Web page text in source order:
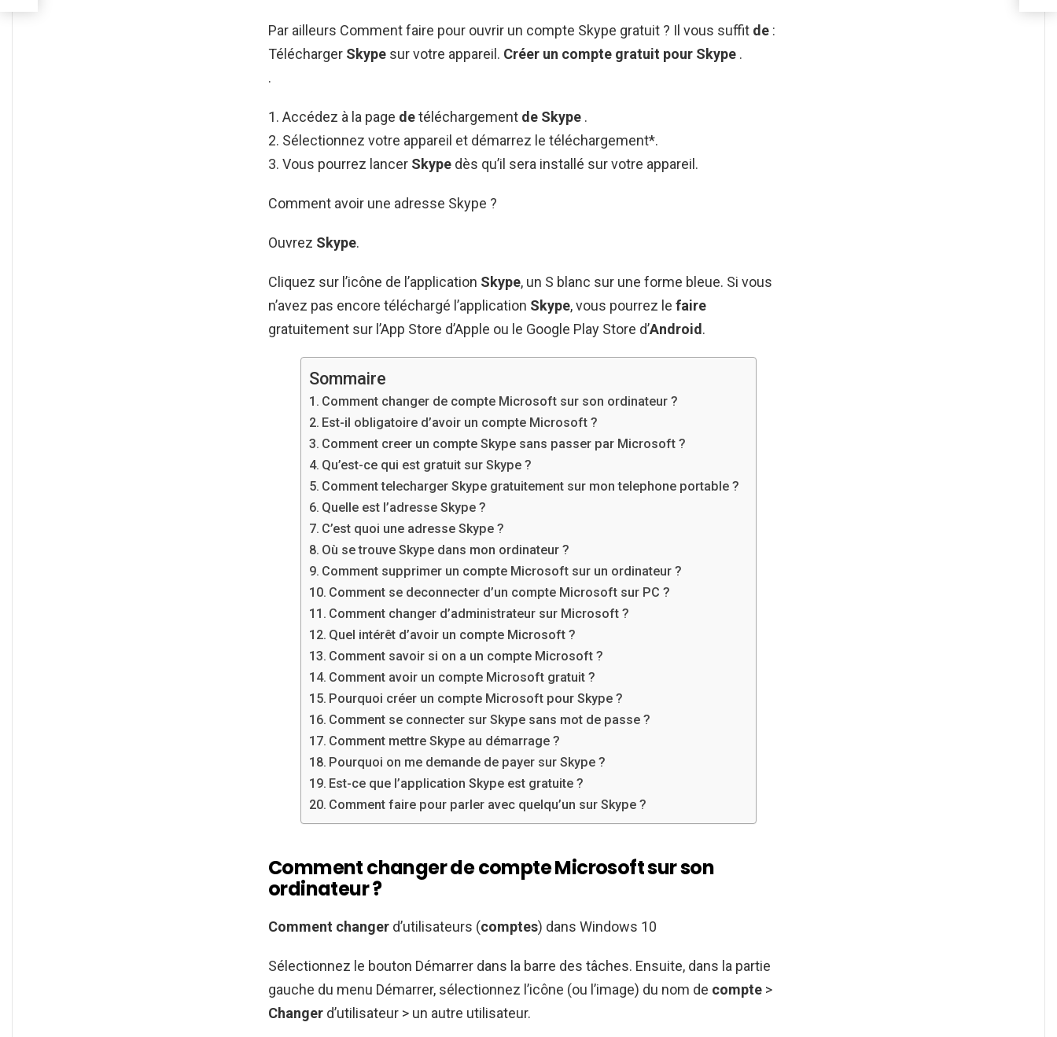
Par ailleurs Comment faire pour ouvrir un compte Skype gratuit ? Il vous suffit de :
Télécharger Skype sur votre appareil. Créer un compte gratuit pour Skype .
.
Accédez à la page detéléchargement de Skype .
Sélectionnez votre appareil et démarrez le téléchargement*.
Vous pourrez lancer Skype dès qu’il sera installé sur votre appareil.
Comment avoir une adresse Skype ?
Ouvrez Skype.
Cliquez sur l’icône de l’application Skype, un S blanc sur une forme bleue. Si vous
n’avez pas encore téléchargé l’application Skype, vous pourrez le faire
gratuitement sur l’App Store d’Apple ou le Google Play Store d’Android.
Sommaire
Comment changer de compte Microsoft sur son ordinateur ?
Est-il obligatoire d’avoir un compte Microsoft ?
Comment creer un compte Skype sans passer par Microsoft ?
Qu’est-ce qui est gratuit sur Skype ?
Comment telecharger Skype gratuitement sur mon telephone portable ?
Quelle est l’adresse Skype ?
C’est quoi une adresse Skype ?
Où se trouve Skype dans mon ordinateur ?
Comment supprimer un compte Microsoft sur un ordinateur ?
Comment se deconnecter d’un compte Microsoft sur PC ?
Comment changer d’administrateur sur Microsoft ?
Quel intérêt d’avoir un compte Microsoft ?
Comment savoir si on a un compte Microsoft ?
Comment avoir un compte Microsoft gratuit ?
Pourquoi créer un compte Microsoft pour Skype ?
Comment se connecter sur Skype sans mot de passe ?
Comment mettre Skype au démarrage ?
Pourquoi on me demande de payer sur Skype ?
Est-ce que l’application Skype est gratuite ?
Comment faire pour parler avec quelqu’un sur Skype ?
Comment changer de compte Microsoft sur son
ordinateur ?
Comment changer d’utilisateurs (comptes) dans Windows 10
Sélectionnez le bouton Démarrer dans la barre des tâches. Ensuite, dans la partie
gauche du menu Démarrer, sélectionnez l’icône (ou l’image) du nom de compte >
Changer d’utilisateur > un autre utilisateur.